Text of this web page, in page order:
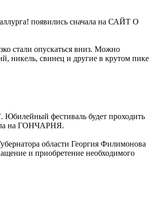
появились сначала на САЙТ О
стали опускаться вниз. Можно
никель, свинец и другие в крутом пике
фестиваль будет проходить
на ГОНЧАРНЯ.
области Георгия Филимонова
и приобретение необходимого